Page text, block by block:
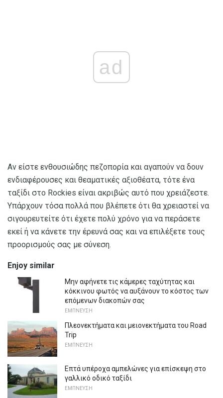
ad
Αν είστε ενθουσιώδης πεζοπορία και αγαπούν να δουν
ενδιαφέρουσες και θεαματικές αξιοθέατα, τότε ένα
ταξίδι στο Rockies είναι ακριβώς αυτό που χρειάζεστε.
Υπάρχουν τόσα πολλά που βλέπετε ότι θα χρειαστεί να
σιγουρευτείτε ότι έχετε πολύ χρόνο για να περάσετε
εκεί ή να κάνετε την έρευνά σας και να επιλέξετε τους
προορισμούς σας με σύνεση.
Enjoy similar
Μην αφήνετε τις κάμερες ταχύτητας και
κόκκινου φωτός να αυξάνουν το κόστος των
επόμενων διακοπών σας
ΕΜΠΝΕΥΣΗ
Πλεονεκτήματα και μειονεκτήματα του Road
Trip
ΕΜΠΝΕΥΣΗ
Επτά υπέροχα αμπελώνες για επίσκεψη στο
γαλλικό οδικό ταξίδι
ΕΜΠΝΕΥΣΗ